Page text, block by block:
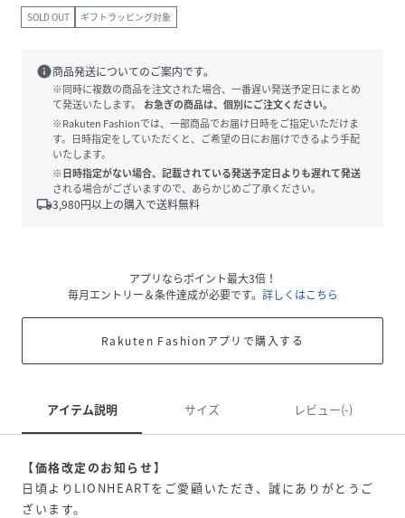
SOLD OUT ギフトラッピング対象
info商品発送についてのご案内です。
※同時に複数の商品を注文された場合、一番遅い発送予定日にまとめ
て発送いたします。
お急ぎの商品は、個別にご注文ください。
※Rakuten Fashionでは、一部商品でお届け日時をご指定いただけま
す。日時指定をしていただくと、ご希望の日にお届けできるよう手配
いたします。
※日時指定がない場合、記載されている発送予定日よりも遅れて発送
される場合がございますので、あらかじめご了承ください。
local_shipping3,980円以上の購入で送料無料
アプリならポイント最大3倍！
毎月エントリー＆条件達成が必要です。 詳しくはこちら
Rakuten Fashionアプリで購入する
アイテム説明 サイズ レビュー(-)
【価格改定のお知らせ】
日頃よりLIONHEARTをご愛顧いただき、誠にありがとうご
ざいます。